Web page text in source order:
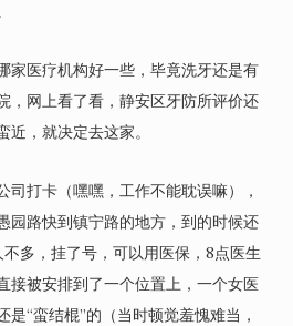
家医疗机构好一些，毕竟洗牙还是有
，网上看了看，静安区牙防所评价还
，就决定去这家。
司打卡（嘿嘿，工作不能耽误嘛），
园路快到镇宁路的地方，到的时候还
多，挂了号，可以用医保，8点医生
接被安排到了一个位置上，一个女医
“蛮结棍”的（当时顿觉羞愧难当，